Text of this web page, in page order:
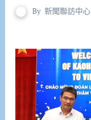
By 新聞聯訪中心